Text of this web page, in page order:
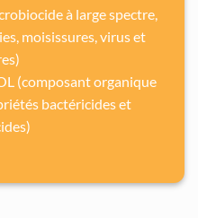
à large spectre,
moisissures, virus et
(composant organique
bactéricides et